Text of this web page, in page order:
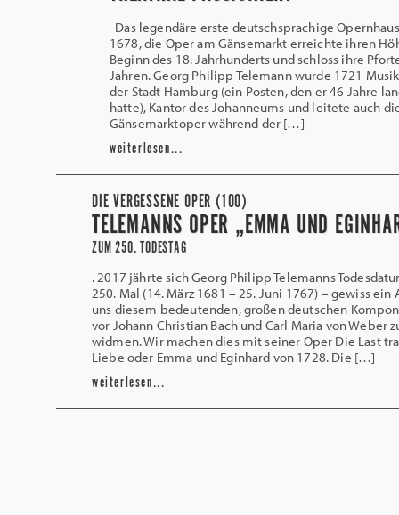
Das legendäre erste deutschsprachige
1678, die Oper am Gänsemarkt erreichte ihren
Beginn des 18. Jahrhunderts und schloss ihre
Jahren. Georg Philipp Telemann wurde 1721
der Stadt Hamburg (ein Posten, den er 46 Jahre
hatte), Kantor des Johanneums und leitete auch
Gänsemarktoper während der […]
weiterlesen...
DIE VERGESSENE OPER (100)
TELEMANNS OPER „EMMA UND
ZUM 250. TODESTAG
. 2017 jährte sich Georg Philipp Telemanns
250. Mal (14. März 1681 – 25. Juni 1767) – gewiss ein
uns diesem bedeutenden, großen deutschen
vor Johann Christian Bach und Carl Maria von Weber
widmen. Wir machen dies mit seiner Oper Die Last
Liebe oder Emma und Eginhard von 1728. Die […]
weiterlesen...